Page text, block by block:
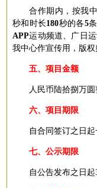
合作期内，按我
秒和时长180秒的各5
APP运动频道、广日
我中心作宣传用，版权
五、项目金额
人民币 陆拾捌万
六、项目期限
自合同签订之日起
七、公示期限
自公告发布之日起